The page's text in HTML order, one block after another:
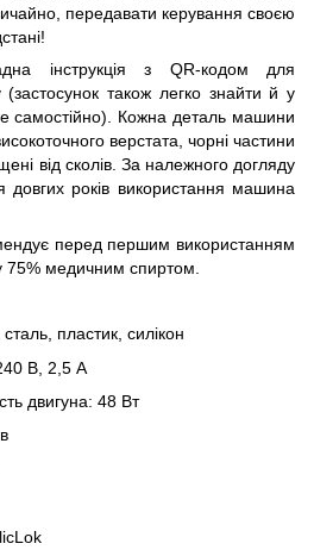
передавати керування своєю
інструкція з QR-кодом для
(застосунок також легко знайти й у
самостійно). Кожна деталь машини
верстата, чорні частини
від сколів. За належного догляду
довгих років використання машина
перед першим використанням
75% медичним спиртом.
пластик, силікон
В, 2,5 А
двигуна: 48 Вт